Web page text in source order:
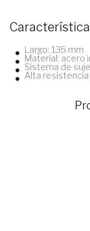
Largo: 135 mm
Material: acero
Sistema de
Alta resistencia